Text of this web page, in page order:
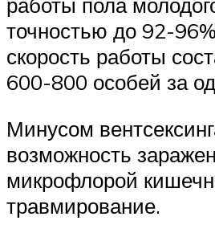
точностью до 92-
скорость работы
600-800 особей за
Минусом
возможность
микрофлорой
травмирование.